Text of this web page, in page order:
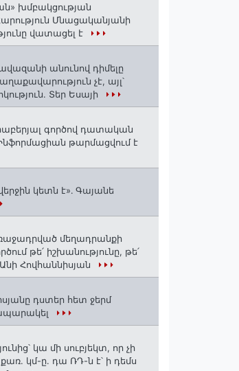
խմբակցության
Մնացականյանի
վատացել է
անունով դիմելը
չէ, այլ՝
Տեր Եսայի
գործով դատական
թարմացվում է
կետն է»․ Գայանե
մեղադրանքի
թե՛ իշխանությունը, թե՛
Հովհաննիսյան
դստեր հետ ջերմ
կա մի սուբյեկտ, որ չի
կմ-ը. դա ՌԴ-ն է՝ ի դեմս